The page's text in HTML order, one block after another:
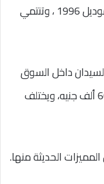
سعر ومواصفات سيارة أوبل فيكترا موديل 1996 ، وتنتمي
سيارة أوبل فيكترا موديل 1996 السيدان داخل السوق
المصري للسيارات المستعملة بسعر 60 ألف جنيه، ويختلف
الحديثة منها.